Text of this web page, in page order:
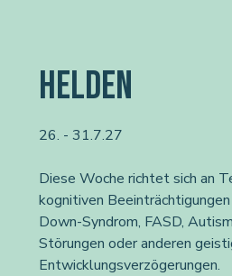
HELDEN
26. - 31.7.27
Diese Woche richtet sich an
kognitiven
Down-Syndrom, FASD,
Störungen oder anderen
Entwicklungsverzögerungen.